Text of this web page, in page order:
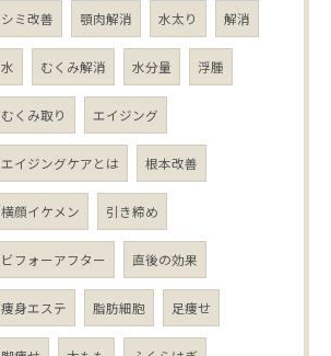
シミ改善 顎肉解消 水太り 解消
水 むくみ解消 水分量 浮腫
むくみ取り エイジング
エイジングケアとは 根本改善
横顔イケメン 引き締め
ビフォーアフター 直後の効果
痩身エステ 脂肪細胞 足痩せ